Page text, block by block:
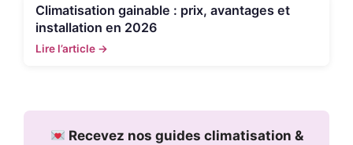
Climatisation gainable : prix, avantages et
installation en 2026
Lire l’article →
Recevez nos guides climatisation &